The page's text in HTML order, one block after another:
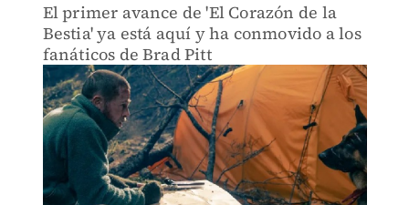
El primer avance de 'El Corazón de la
Bestia' ya está aquí y ha conmovido a los
fanáticos de Brad Pitt